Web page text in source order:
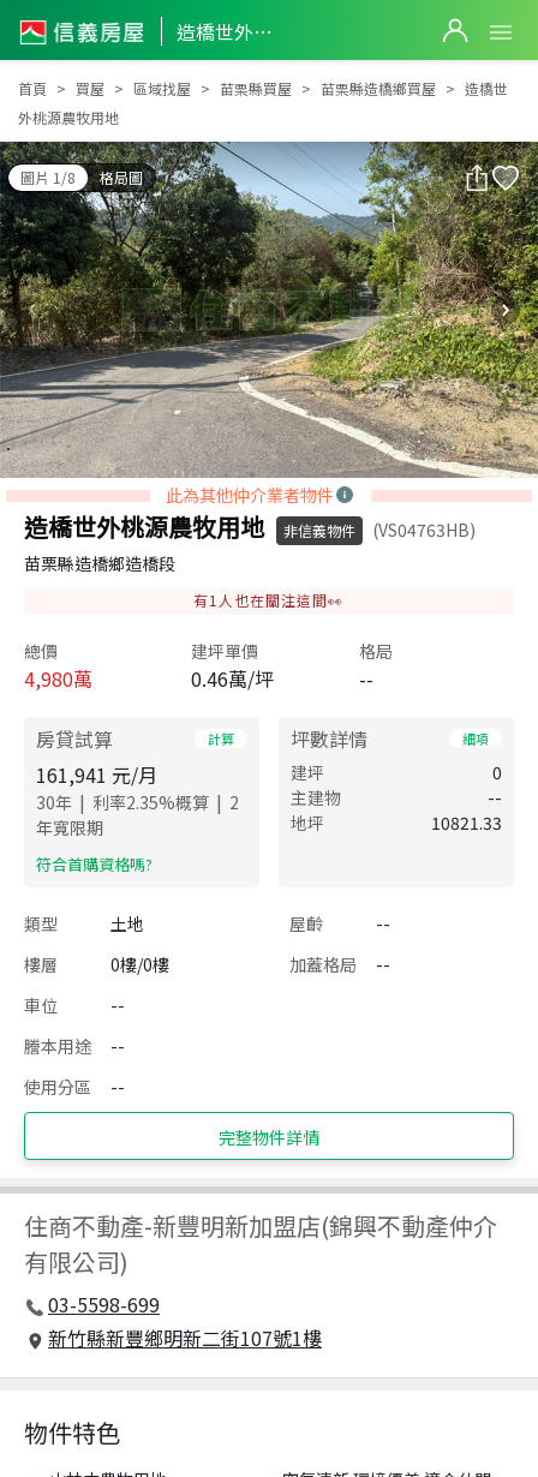
造橋世外桃源農牧用地
造橋世外桃源農牧用地
首頁 買屋 區域找屋 苗栗縣買屋 苗栗縣造橋鄉買屋
造橋世
外桃源農牧用地
圖片 1/8 格局圖
此為其他仲介業者物件
造橋世外桃源農牧用地 非信義物件
(VS04763HB)
苗栗縣造橋鄉造橋段
有1 人也在關注這間👀
總價
4,980萬
建坪單價
0.46萬/坪
格局
--
房貸試算 計算
161,941 元/月
30年 | 利率2.35%概算 | 2
年寬限期
​符合首購資格嗎?
坪數詳情 細項
建坪
0
主建物
--
地坪
10821.33
類型 土地 屋齡
--
樓層
0樓/0樓 加蓋格局
--
車位
--
謄本用途
--
使用分區
--
完整物件詳情
住商不動產-新豐明新加盟店(錦興不動產仲介
有限公司)
03-5598-699
新竹縣新豐鄉明新二街107號1樓
物件特色